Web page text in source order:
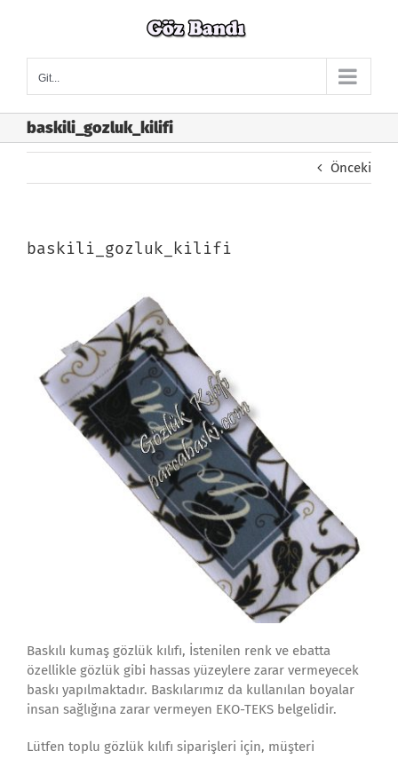
Git...
baskili_gozluk_kilifi
Önceki
baskili_gozluk_kilifi
Baskılı kumaş gözlük kılıfı, İstenilen renk ve ebatta
özellikle gözlük gibi hassas yüzeylere zarar vermeyecek
baskı yapılmaktadır. Baskılarımız da kullanılan boyalar
insan sağlığına zarar vermeyen EKO-TEKS belgelidir.
Lütfen toplu gözlük kılıfı siparişleri için, müşteri